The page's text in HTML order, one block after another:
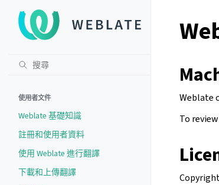
使用者文件
Weblate 基礎知識
註冊和使用者資料
使用 Weblate 進行翻譯
下載和上傳翻譯
Weblate
To